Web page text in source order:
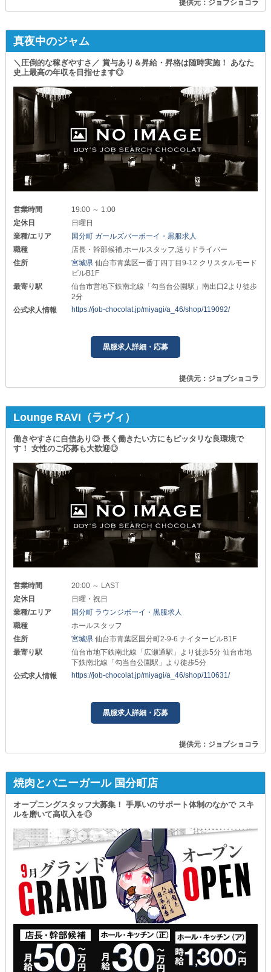
提供元：ジョブショコラ
真夜中のジャム
＼圧倒的な稼ぎやすさ／ 賞与あり＆昇給・昇格は随時実施！ あなた
史上最高の年収を目指せます◎
営業時間
19:00 ～ 1:00
定休日
日曜日
業種/エリア
国分町 ガールズバーボーイ・黒服求人
職種
店長・幹部候補,ホールスタッフ,送りドライバー
住所
宮城県仙台市青葉区一番丁四丁目9-12 クリスタルモード
ビルB1F
最寄り駅
仙台市営地下鉄南北線「勾当台公園駅」南出口2より徒歩
2分
公式求人情報
https://job-chocolat.jp/miyagi/a_46/shop/119092/
黒服求人詳細・応募
提供元：ジョブショコラ
Lounge RAVI（ラヴィ）
働きやすさに自信あり◎ 長く働きたい方にもピッタリな良環境で
す！ 女性のご応募も大歓迎◎
営業時間
20:00 ～ LAST
定休日
日曜・祝日
業種/エリア
国分町 ラウンジボーイ・黒服求人
職種
ホールスタッフ
住所
宮城県仙台市青葉区国分町2-9-6 ナイタービルB1F
最寄り駅
仙台市地下鉄南北線「広瀬通駅」より徒歩5分 仙台市地
下鉄南北線「勾当台公園駅」より徒歩5分
公式求人情報
https://job-chocolat.jp/miyagi/a_46/shop/110631/
黒服求人詳細・応募
提供元：ジョブショコラ
焼肉とバニーガール 国分町店
オープニングスタッフ大募集！ 手厚いのサポート体制のなかで スキ
ルを磨いて高収入を◎